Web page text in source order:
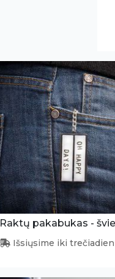
Raktų pakabukas -
Išsiųsime iki